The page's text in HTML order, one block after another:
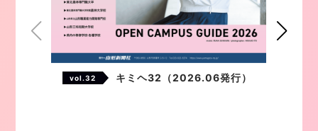
vol.32 キミヘ32（2026.06発行）